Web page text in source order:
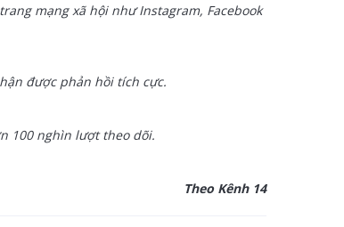
mạng xã hội như Instagram, Facebook
được phản hồi tích cực.
100 nghìn lượt theo dõi.
Theo Kênh 14